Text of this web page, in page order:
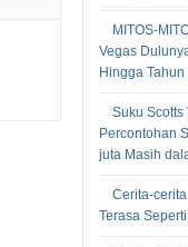
MITOS-
Vegas
Hingga
Suku
Percontohan
juta Masih
Cerita-
Terasa